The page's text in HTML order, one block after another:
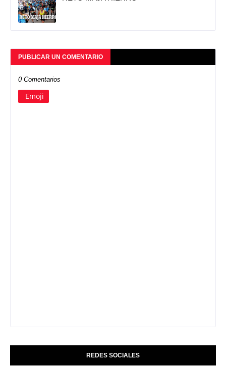
PUBLICAR UN COMENTARIO
0 Comentarios
Emoji
REDES SOCIALES